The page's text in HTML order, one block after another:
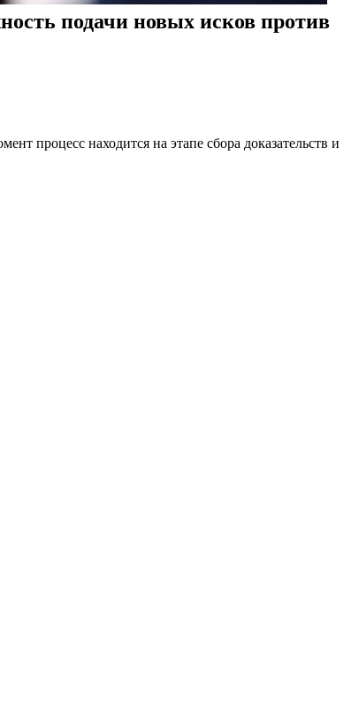
подачи новых исков против
процесс находится на этапе сбора доказательств и